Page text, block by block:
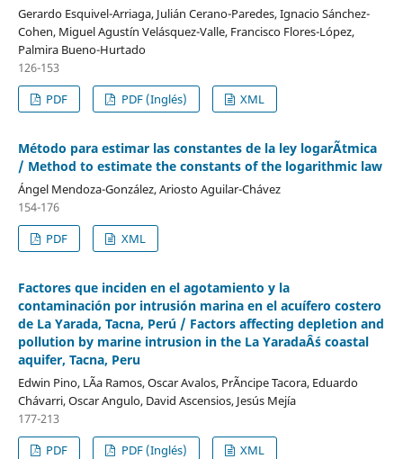
Gerardo Esquivel-Arriaga, Julián Cerano-Paredes, Ignacio Sánchez-
Cohen, Miguel Agustín Velásquez-Valle, Francisco Flores-López,
Palmira Bueno-Hurtado
126-153
PDF
PDF (Inglés) XML
Método para estimar las constantes de la ley logarÃ­tmica
/ Method to estimate the constants of the logarithmic law
Ángel Mendoza-González, Ariosto Aguilar-Chávez
154-176
PDF
XML
Factores que inciden en el agotamiento y la
contaminación por intrusión marina en el acuífero costero
de La Yarada, Tacna, Perú / Factors affecting depletion and
pollution by marine intrusion in the La YaradaÂ´s coastal
aquifer, Tacna, Peru
Edwin Pino, LÃ­a Ramos, Oscar Avalos, PrÃ­ncipe Tacora, Eduardo
Chávarri, Oscar Angulo, David Ascensios, Jesús Mejía
177-213
PDF
PDF (Inglés) XML